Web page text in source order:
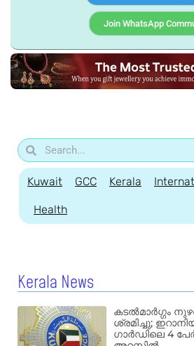
Join WhatsApp
Kuwait GCC Kerala
Health
Kerala News
കടൽമാർഗ്ഗം
ശ്രമിച്ചു;
ഗാർഡിലെ 4